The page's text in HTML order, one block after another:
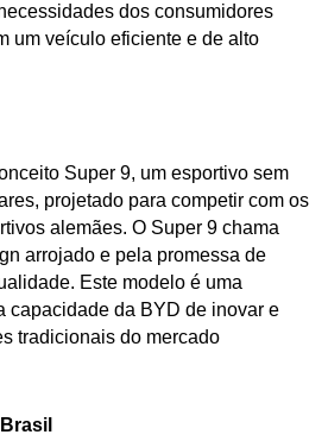
dos consumidores
um veículo eficiente e de alto
Super 9, um esportivo sem
projetado para competir com os
alemães. O Super 9 chama
arrojado e pela promessa de
Este modelo é uma
capacidade da BYD de inovar e
tradicionais do mercado